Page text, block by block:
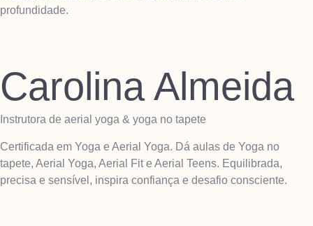
profundidade.
Carolina Almeida
Instrutora de aerial yoga & yoga no tapete
Certificada em Yoga e Aerial Yoga. Dá aulas de Yoga no
tapete, Aerial Yoga, Aerial Fit e Aerial Teens. Equilibrada,
precisa e sensível, inspira confiança e desafio consciente.